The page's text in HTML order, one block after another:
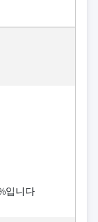
입니다